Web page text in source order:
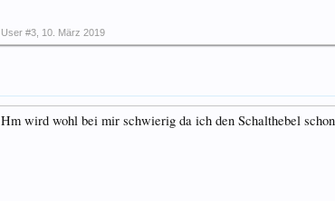
User #3 10. März 2019
Hm wird wohl bei mir schwierig da ich den Schalthebel